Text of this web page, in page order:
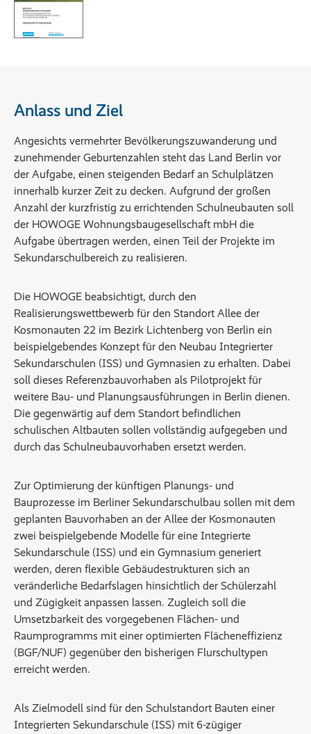
Anlass und Ziel
Angesichts vermehrter Bevölkerungszuwanderung und
zunehmender Geburtenzahlen steht das Land Berlin vor
der Aufgabe, einen steigenden Bedarf an Schulplätzen
innerhalb kurzer Zeit zu decken. Aufgrund der großen
Anzahl der kurzfristig zu errichtenden Schulneubauten soll
der HOWOGE Wohnungsbaugesellschaft mbH die
Aufgabe übertragen werden, einen Teil der Projekte im
Sekundarschulbereich zu realisieren.
Die HOWOGE beabsichtigt, durch den
Realisierungswettbewerb für den Standort Allee der
Kosmonauten 22 im Bezirk Lichtenberg von Berlin ein
beispielgebendes Konzept für den Neubau Integrierter
Sekundarschulen (ISS) und Gymnasien zu erhalten. Dabei
soll dieses Referenzbauvorhaben als Pilotprojekt für
weitere Bau- und Planungsausführungen in Berlin dienen.
Die gegenwärtig auf dem Standort befindlichen
schulischen Altbauten sollen vollständig aufgegeben und
durch das Schulneubauvorhaben ersetzt werden.
Zur Optimierung der künftigen Planungs- und
Bauprozesse im Berliner Sekundarschulbau sollen mit dem
geplanten Bauvorhaben an der Allee der Kosmonauten
zwei beispielgebende Modelle für eine Integrierte
Sekundarschule (ISS) und ein Gymnasium generiert
werden, deren flexible Gebäudestrukturen sich an
veränderliche Bedarfslagen hinsichtlich der Schülerzahl
und Zügigkeit anpassen lassen. Zugleich soll die
Umsetzbarkeit des vorgegebenen Flächen- und
Raumprogramms mit einer optimierten Flächeneffizienz
(BGF/NUF) gegenüber den bisherigen Flurschultypen
erreicht werden.
Als Zielmodell sind für den Schulstandort Bauten einer
Integrierten Sekundarschule (ISS) mit 6-zügiger